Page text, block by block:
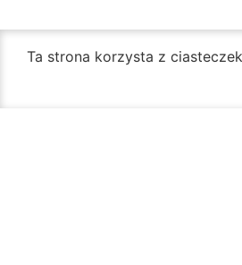
Ta strona korzysta z